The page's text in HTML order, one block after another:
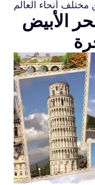
الأبيض